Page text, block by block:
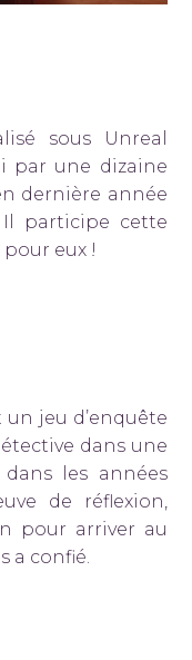
sous Unreal
par une dizaine
dernière année
participe cette
pour eux !
jeu d’enquête
dans une
les années
de réflexion,
pour arriver au
a confié.